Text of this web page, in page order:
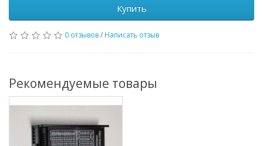
Купить
0 отзывов/ Написать отзыв
Рекомендуемые товары